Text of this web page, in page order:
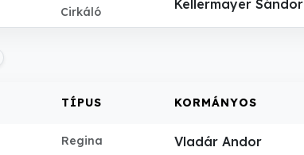
Cirkáló
Kellermayer Sándor
TÍPUS KORMÁNYOS
Regina Vladár Andor